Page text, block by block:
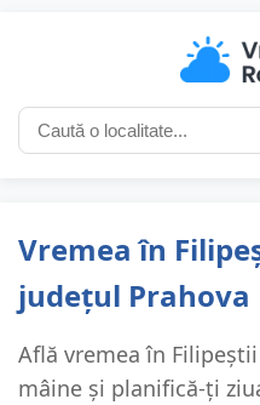
Vremea în
județul Prahova
Află vremea în
mâine și planifică-ți